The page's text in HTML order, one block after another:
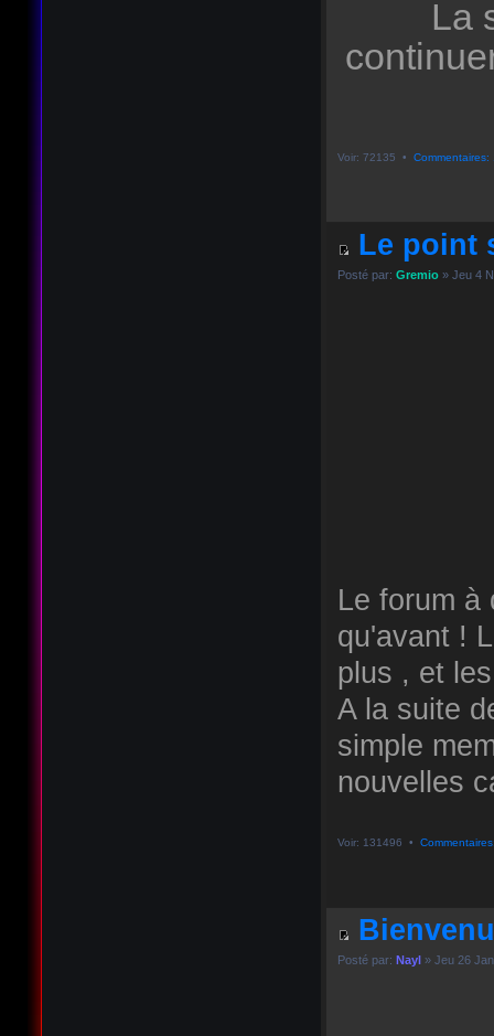
La
Voir: 72135 • Commentaires:
Le point
Posté par: Gremio» Jeu 4
Le forum à
qu'avant !
plus , et
A la suite
simple
nouvelles
Voir: 131496 •
Posté par: Nayl» Jeu 26